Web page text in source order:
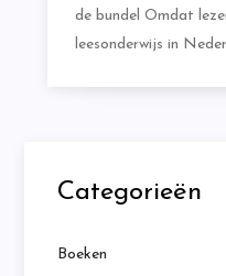
de bundel Omdat
leesonderwijs in
Categorieën
Boeken